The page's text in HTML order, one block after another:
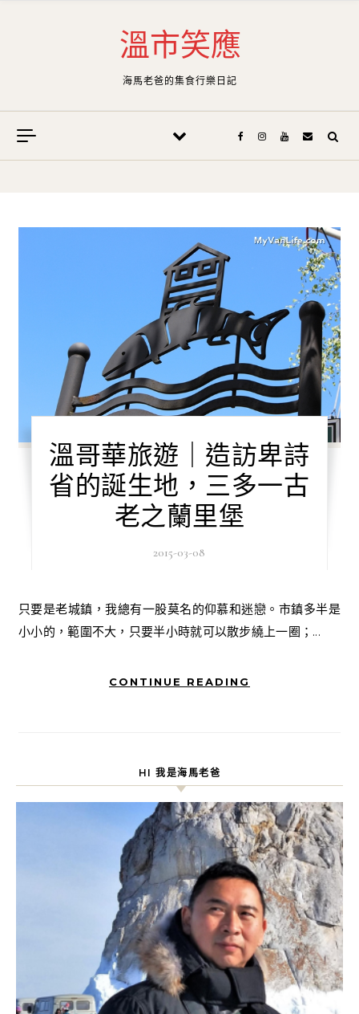
溫市笑應
海馬老爸的集食行樂日記
溫哥華旅遊｜造訪卑詩
省的誕生地，三多一古
老之蘭里堡
2015-03-08
只要是老城鎮，我總有一股莫名的仰慕和迷戀。市鎮多半是
小小的，範圍不大，只要半小時就可以散步繞上一圈；...
CONTINUE READING
HI 我是海馬老爸